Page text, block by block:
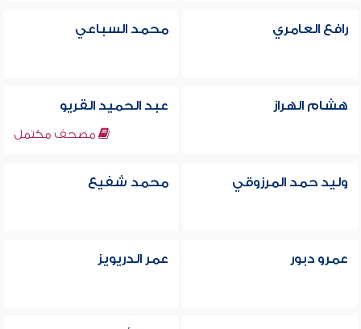
رافع العامري محمد السباعي
هشام الهراز عبد الحميد القريو
مصحف مكتمل
وليد حمد المرزوقي محمد شفيع
عمرو دبور عمر الدريويز